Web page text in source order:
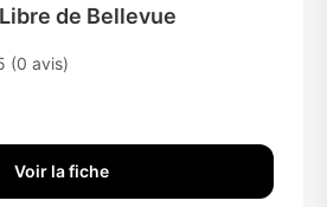
de Bellevue
(0 avis)
Voir la fiche